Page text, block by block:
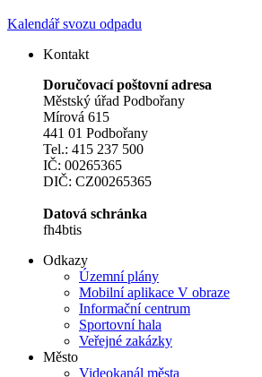
Kalendář svozu odpadu
Kontakt
Doručovací poštovní adresa
Městský úřad Podbořany
Mírová 615
441 01 Podbořany
Tel.: 415 237 500
IČ: 00265365
DIČ: CZ00265365
Datová schránka
fh4btis
Odkazy
Územní plány
Mobilní aplikace V obraze
Informační centrum
Sportovní hala
Veřejné zakázky
Město
Videokanál města